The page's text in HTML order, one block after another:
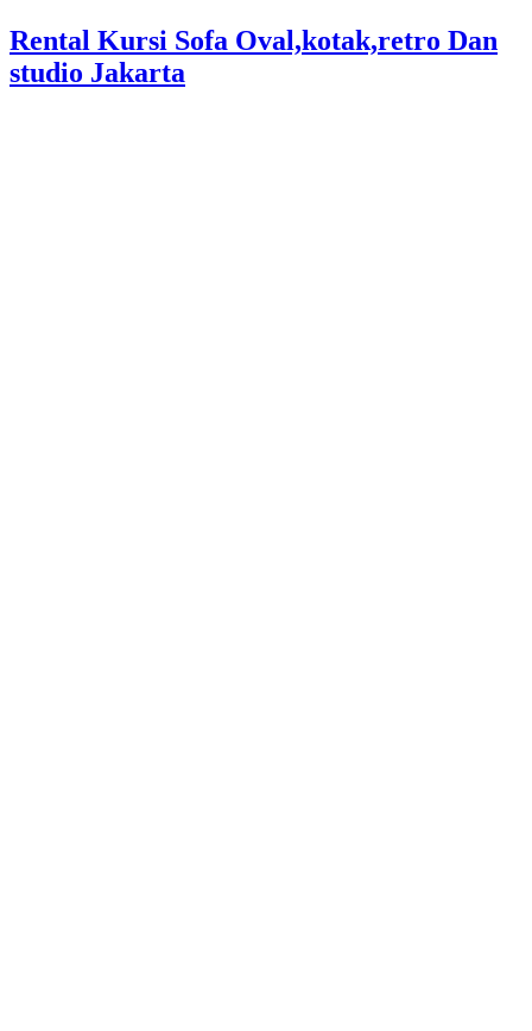
Rental Kursi Sofa Oval,kotak,retro Dan
studio Jakarta